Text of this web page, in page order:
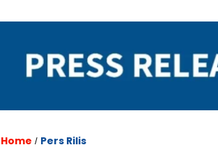
Home / Pers Rilis